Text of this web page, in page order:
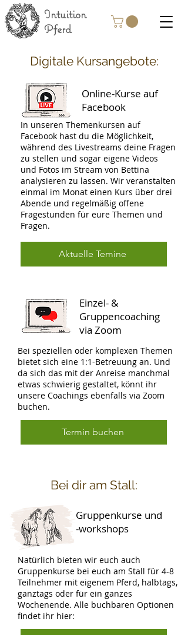
Intuition
Pferd
Digitale Kursangebote:
Online-Kurse auf
Facebook
In unseren Themenkursen auf
Facebook hast du die Möglichkeit,
während des Livestreams deine Fragen
zu stellen und sogar eigene Videos
und Fotos im Stream von Bettina
analysieren zu lassen. Wir veranstalten
einmal im Monat einen Kurs über drei
Abende und regelmäßig offene
Fragestunden für eure Themen und
Fragen.
Aktuelle Temine
Einzel- &
Gruppencoaching
via Zoom
Bei speziellen oder komplexen Themen
bietet sich eine 1:1-Betreuung an. Und
da sich das mit der Anreise manchmal
etwas schwierig gestaltet, könnt ihr
unsere Coachings ebenfalls via Zoom
buchen.
Termin buchen
Bei dir am Stall:
Gruppenkurse und
-workshops
Natürlich bieten wir euch auch
Gruppenkurse bei euch am Stall für 4-8
Teilnehmer mit eigenem Pferd, halbtags,
ganztags oder für ein ganzes
Wochenende. Alle buchbaren Optionen
findet ihr hier: